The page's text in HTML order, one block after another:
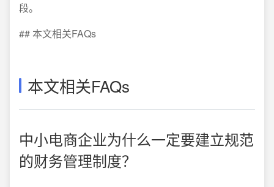
段。
## 本文相关FAQs
本文相关FAQs
中小电商企业为什么一定要建立规范
的财务管理制度？